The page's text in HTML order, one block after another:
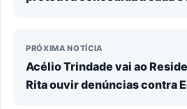
PRÓXIMA NOTÍCIA
Acélio Trindade vai ao
Rita ouvir denúncias contra